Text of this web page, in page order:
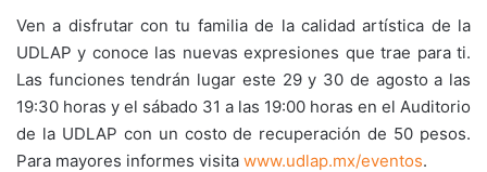
Ven a disfrutar con tu familia de la calidad artística de la
UDLAP y conoce las nuevas expresiones que trae para ti.
Las funciones tendrán lugar este 29 y 30 de agosto a las
19:30 horas y el sábado 31 a las 19:00 horas en el Auditorio
de la UDLAP con un costo de recuperación de 50 pesos.
Para mayores informes visita www.udlap.mx/eventos.